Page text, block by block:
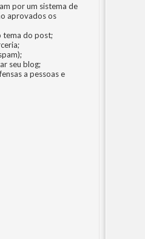
por um sistema de
aprovados os
tema do post;
seu blog;
a pessoas e